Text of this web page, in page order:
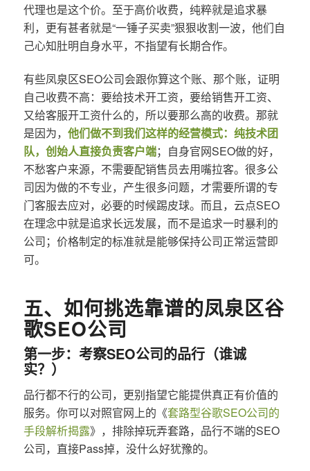
代理也是这个价。至于高价收费，纯粹就是追求暴
利，更有甚者就是“一锤子买卖”狠狠收割一波，他们自
己心知肚明自身水平，不指望有长期合作。
有些凤泉区SEO公司会跟你算这个账、那个账，证明
自己收费不高：要给技术开工资，要给销售开工资、
又给客服开工资什么的，所以要那么高的收费。那就
是因为， 他们做不到我们这样的经营模式：纯技术团
队，创始人直接负责客户端；自身官网SEO做的好，
不愁客户来源，不需要配销售员去用嘴拉客。很多公
司因为做的不专业，产生很多问题，才需要所谓的专
门客服去应对，必要的时候踢皮球。而且，云点SEO
在理念中就是追求长远发展，而不是追求一时暴利的
公司；价格制定的标准就是能够保持公司正常运营即
可。
五、如何挑选靠谱的凤泉区谷
歌SEO公司
第一步：考察SEO公司的品行（谁诚
实？）
品行都不行的公司，更别指望它能提供真正有价值的
服务。你可以对照官网上的《套路型谷歌SEO公司的
手段解析揭露》，排除掉玩弄套路，品行不端的SEO
公司，直接Pass掉，没什么好犹豫的。